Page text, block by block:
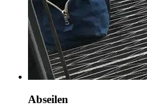
Abseilen